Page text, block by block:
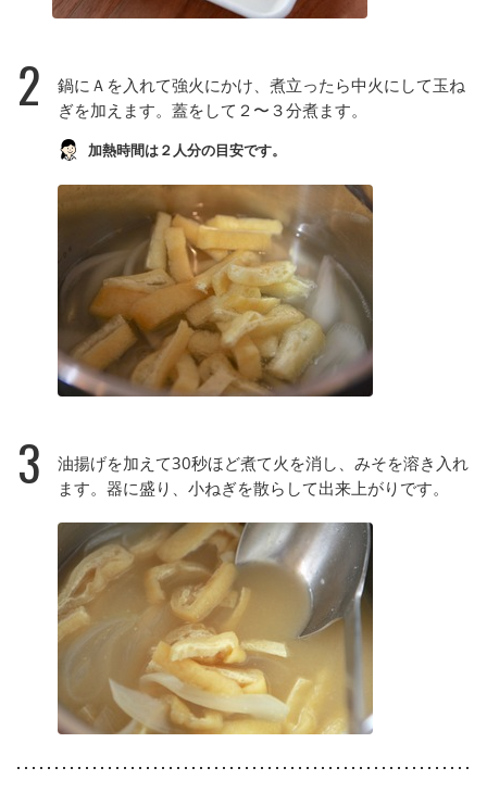
2
鍋にＡを入れて強火にかけ、煮立ったら中火にして玉ね
ぎを加えます。蓋をして２〜３分煮ます。
加熱時間は２人分の目安です。
3
油揚げを加えて30秒ほど煮て火を消し、みそを溶き入れ
ます。器に盛り、小ねぎを散らして出来上がりです。